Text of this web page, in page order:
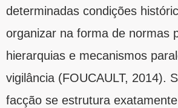
determinadas condições
organizar na forma de normas
hierarquias e mecanismos
vigilância (FOUCAULT, 2014).
facção se estrutura